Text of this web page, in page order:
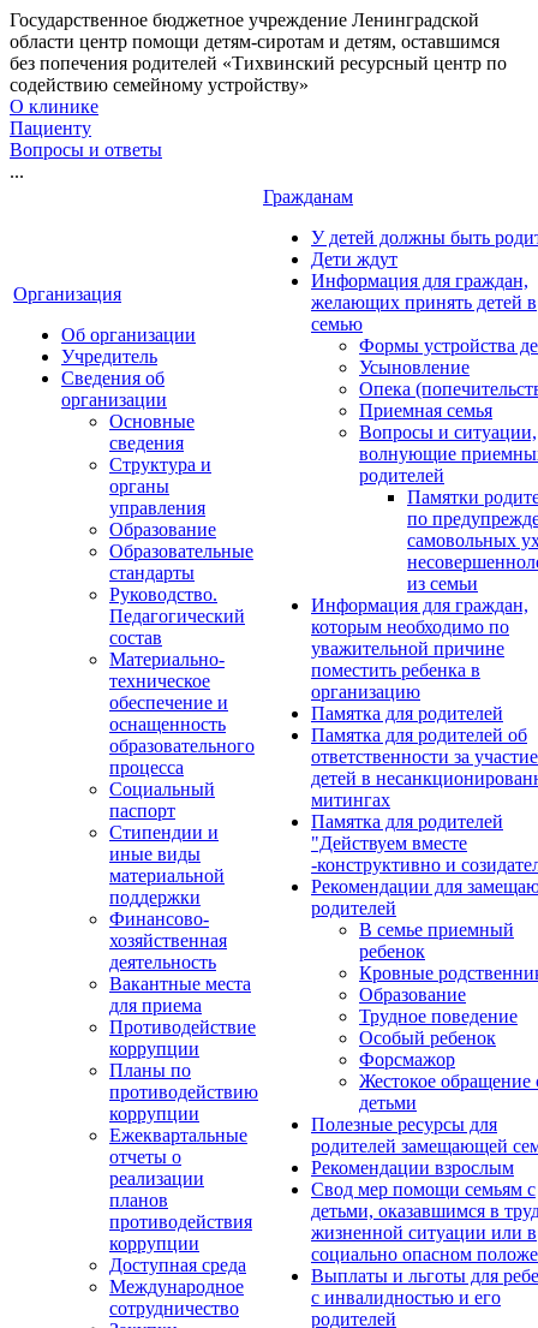
Государственное бюджетное учреждение Ленинградской
области центр помощи детям-сиротам и детям, оставшимся
без попечения родителей «Тихвинский ресурсный центр по
содействию семейному устройству»
О клинике
Пациенту
Вопросы и ответы
...
Организация
Об организации
Учредитель
Сведения об
организации
Основные
сведения
Структура и
органы
управления
Образование
Образовательные
стандарты
Руководство.
Педагогический
состав
Материально-
техническое
обеспечение и
оснащенность
образовательного
процесса
Социальный
паспорт
Стипендии и
иные виды
материальной
поддержки
Финансово-
хозяйственная
деятельность
Вакантные места
для приема
Противодействие
коррупции
Планы по
противодействию
коррупции
Ежеквартальные
отчеты о
реализации
планов
противодействия
коррупции
Доступная среда
Международное
сотрудничество
Гражданам
У детей должны быть
Дети ждут
Информация для граждан,
желающих принять детей в
семью
Формы устройства
Усыновление
Опека
Приемная семья
Вопросы и ситуации,
волнующие
родителей
Памятки
по
самовольных
из семьи
Информация для граждан,
которым необходимо по
уважительной причине
поместить ребенка в
организацию
Памятка для родителей
Памятка для родителей об
ответственности за участие
детей в
митингах
Памятка для родителей
"Действуем вместе
-конструктивно и
Рекомендации для
родителей
В семье приемный
ребенок
Кровные
Образование
Трудное поведение
Особый ребенок
Форсмажор
Жестокое обращение
детьми
Полезные ресурсы для
родителей замещающей
Рекомендации взрослым
Свод мер помощи семьям с
детьми, оказавшимся в
жизненной ситуации или в
социально опасном
Выплаты и льготы для
с инвалидностью и его
родителей